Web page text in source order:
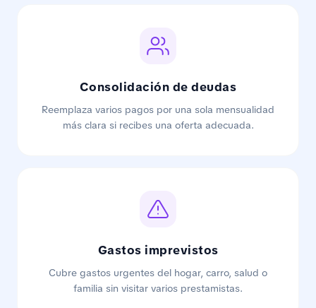
Consolidación de deudas
Reemplaza varios pagos por una sola mensualidad
más clara si recibes una oferta adecuada.
Gastos imprevistos
Cubre gastos urgentes del hogar, carro, salud o
familia sin visitar varios prestamistas.